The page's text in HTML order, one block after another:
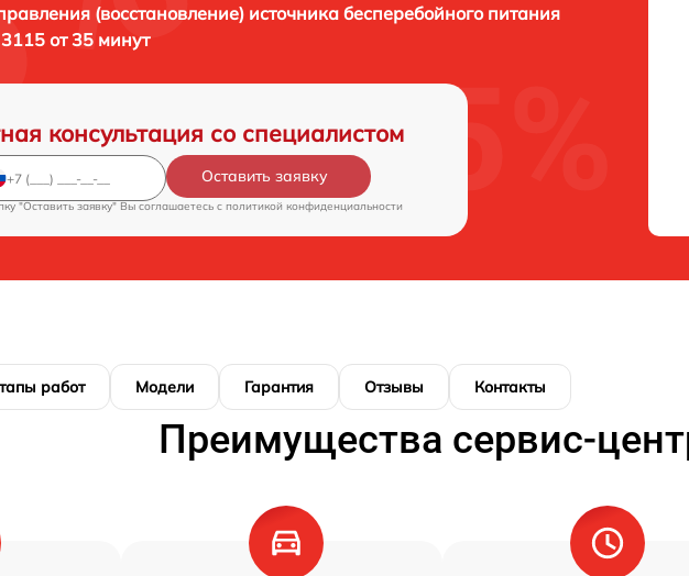
(восстановление) источника бесперебойного питания
от 35 минут
консультация со специалистом
Оставить заявку
"Оставить заявку" Вы соглашаетесь c политикой конфиденциальности
работ Модели Гарантия Отзывы Контакты
Преимущества сервис-